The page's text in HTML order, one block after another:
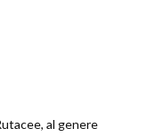
al genere